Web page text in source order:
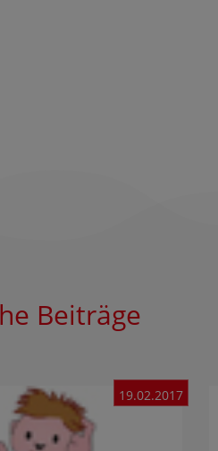
Beiträge
19.02.2017